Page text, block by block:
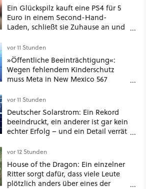
Ein Glückspilz kauft eine PS4 für 5
Euro in einem Second-Hand-
Laden, schließt sie Zuhause an und
funktionierende PlayStation [Best of
GameStar]
vor 11 Stunden
»Öffentliche Beeinträchtigung«:
Wegen fehlendem Kinderschutz
muss Meta in New Mexico 567
vor 11 Stunden
Deutscher Solarstrom: Ein Rekord
beeindruckt, ein anderer ist gar kein
echter Erfolg – und ein Detail verrät
jede Zahl
vor 12 Stunden
House of the Dragon: Ein einzelner
Ritter sorgt dafür, dass viele Leute
plötzlich anders über eines der